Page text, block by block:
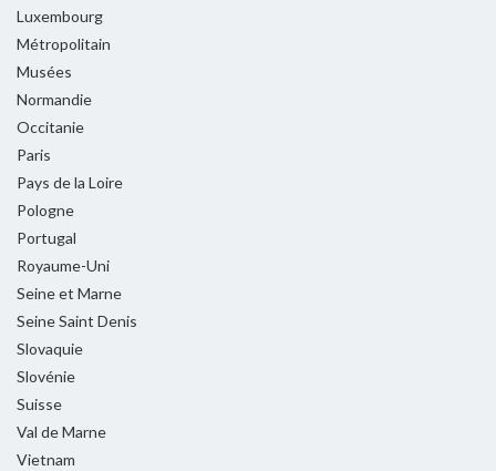
Luxembourg
Métropolitain
Musées
Normandie
Occitanie
Paris
Pays de la Loire
Pologne
Portugal
Royaume-Uni
Seine et Marne
Seine Saint Denis
Slovaquie
Slovénie
Suisse
Val de Marne
Vietnam